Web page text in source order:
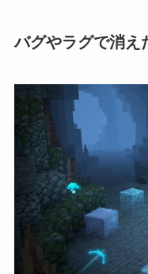
バグやラグで消え